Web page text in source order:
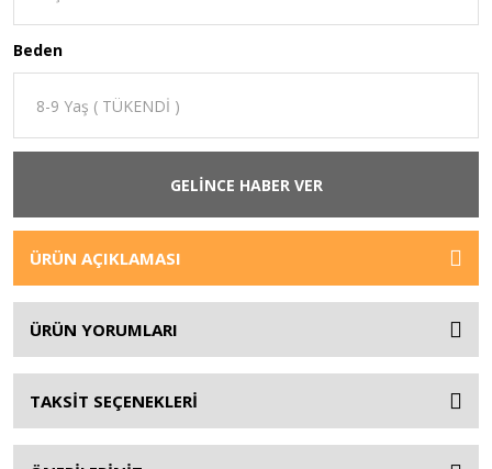
Beden
GELİNCE HABER VER
ÜRÜN AÇIKLAMASI
ÜRÜN YORUMLARI
TAKSİT SEÇENEKLERİ